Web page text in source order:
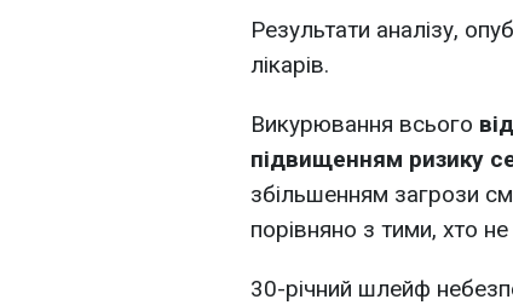
Результати аналізу,
лікарів.
Викурювання всього
підвищенням ризику
збільшенням загрози
порівняно з тими, хто
30-річний шлейф